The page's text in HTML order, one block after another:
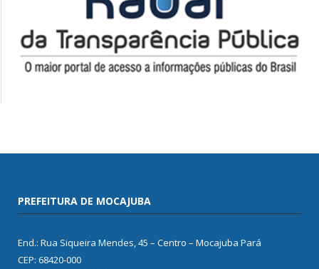
PREFEITURA DE MOCAJUBA
End.: Rua Siqueira Mendes, 45 – Centro – Mocajuba Pará
CEP: 68420-000